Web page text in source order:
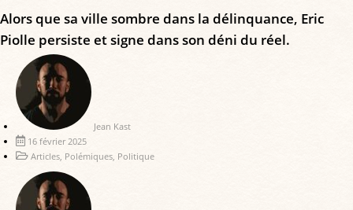
Alors que sa ville sombre dans la délinquance, Eric
Piolle persiste et signe dans son déni du réel.
Jean Kast
16 février 2025
Articles, Polémiques, Politique